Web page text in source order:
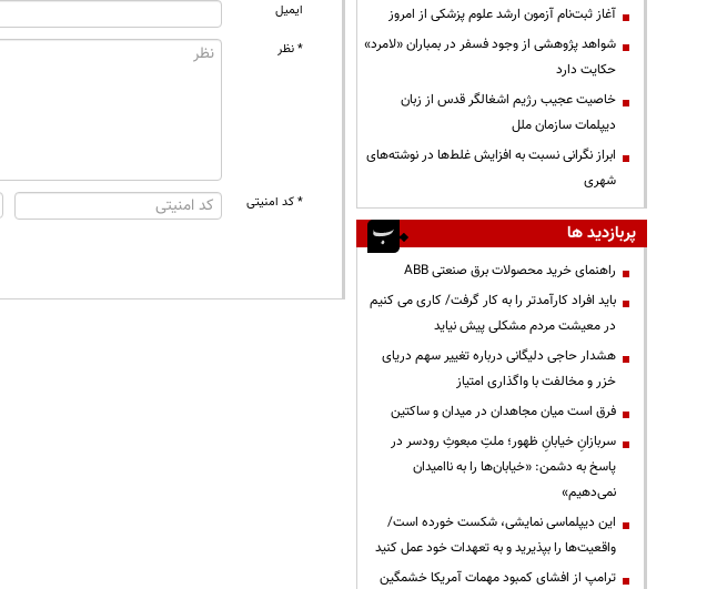
ایمیل
* نظر
* کد امنیتی
آغاز ثبت‌نام آزمون ارشد علوم پزشکی از امروز
شواهد پژوهشی از وجود فسفر در بمباران «لامرد»
حکایت دارد
خاصیت عجیب رژیم اشغالگر قدس از زبان
دیپلمات سازمان ملل
ابراز نگرانی نسبت به افزایش غلط‌ها در نوشته‌های
شهری
پربازدید ها
راهنمای خرید محصولات برق صنعتی ABB
باید افراد کارآمدتر را به کار گرفت/ کاری می کنیم
در معیشت مردم مشکلی پیش نیاید
هشدار حاجی دلیگانی درباره تغییر سهم دریای
خزر و مخالفت با واگذاری امتیاز
فرق است میان مجاهدان در میدان و ساکتین
سربازانِ خیابانِ ظهور؛ ملتِ مبعوثِ رودسر در
پاسخ به دشمن: «خیابان‌ها را به ناامیدان
نمی‌دهیم»
این دیپلماسی نمایشی، شکست خورده است/
واقعیت‌ها را بپذیرید و به تعهدات خود عمل کنید
ترامپ از افشای کمبود مهمات آمریکا خشمگین